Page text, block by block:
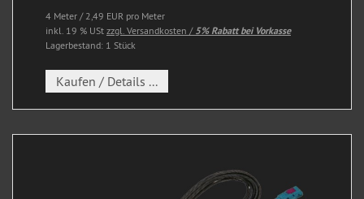
4 Meter / 2,49 EUR pro Meter
inkl. 19 % USt zzgl. Versandkosten / 5% Rabatt bei Vorkasse
Lagerbestand: 1 Stück
Kaufen / Details ...